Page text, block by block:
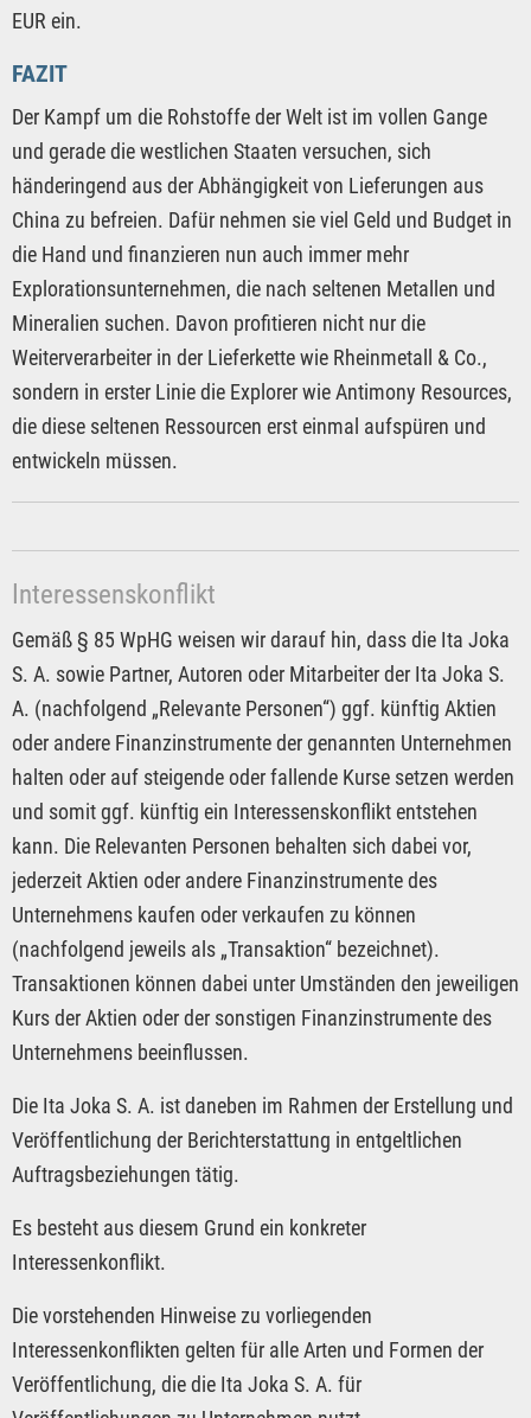
EUR ein.
FAZIT
Der Kampf um die Rohstoffe der Welt ist im vollen Gange
und gerade die westlichen Staaten versuchen, sich
händeringend aus der Abhängigkeit von Lieferungen aus
China zu befreien. Dafür nehmen sie viel Geld und Budget in
die Hand und finanzieren nun auch immer mehr
Explorationsunternehmen, die nach seltenen Metallen und
Mineralien suchen. Davon profitieren nicht nur die
Weiterverarbeiter in der Lieferkette wie Rheinmetall & Co.,
sondern in erster Linie die Explorer wie Antimony Resources,
die diese seltenen Ressourcen erst einmal aufspüren und
entwickeln müssen.
Interessenskonflikt
Gemäß § 85 WpHG weisen wir darauf hin, dass die Ita Joka
S. A. sowie Partner, Autoren oder Mitarbeiter der Ita Joka S.
A. (nachfolgend „Relevante Personen“) ggf. künftig Aktien
oder andere Finanzinstrumente der genannten Unternehmen
halten oder auf steigende oder fallende Kurse setzen werden
und somit ggf. künftig ein Interessenskonflikt entstehen
kann. Die Relevanten Personen behalten sich dabei vor,
jederzeit Aktien oder andere Finanzinstrumente des
Unternehmens kaufen oder verkaufen zu können
(nachfolgend jeweils als „Transaktion“ bezeichnet).
Transaktionen können dabei unter Umständen den jeweiligen
Kurs der Aktien oder der sonstigen Finanzinstrumente des
Unternehmens beeinflussen.
Die Ita Joka S. A. ist daneben im Rahmen der Erstellung und
Veröffentlichung der Berichterstattung in entgeltlichen
Auftragsbeziehungen tätig.
Es besteht aus diesem Grund ein konkreter
Interessenkonflikt.
Die vorstehenden Hinweise zu vorliegenden
Interessenkonflikten gelten für alle Arten und Formen der
Veröffentlichung, die die Ita Joka S. A. für